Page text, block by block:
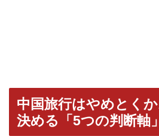
中国旅行はやめとく
決める「5つの判断軸」